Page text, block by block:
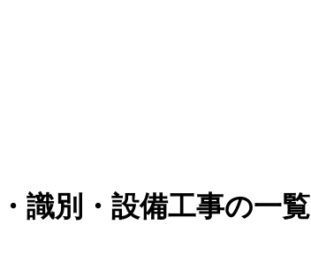
識別・設備工事の一覧